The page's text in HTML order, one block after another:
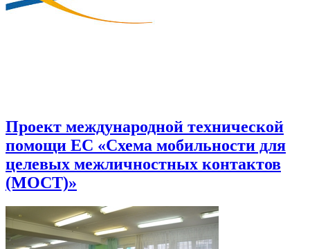
Проект международной технической
помощи ЕС «Схема мобильности для
целевых межличностных контактов
(МОСТ)»